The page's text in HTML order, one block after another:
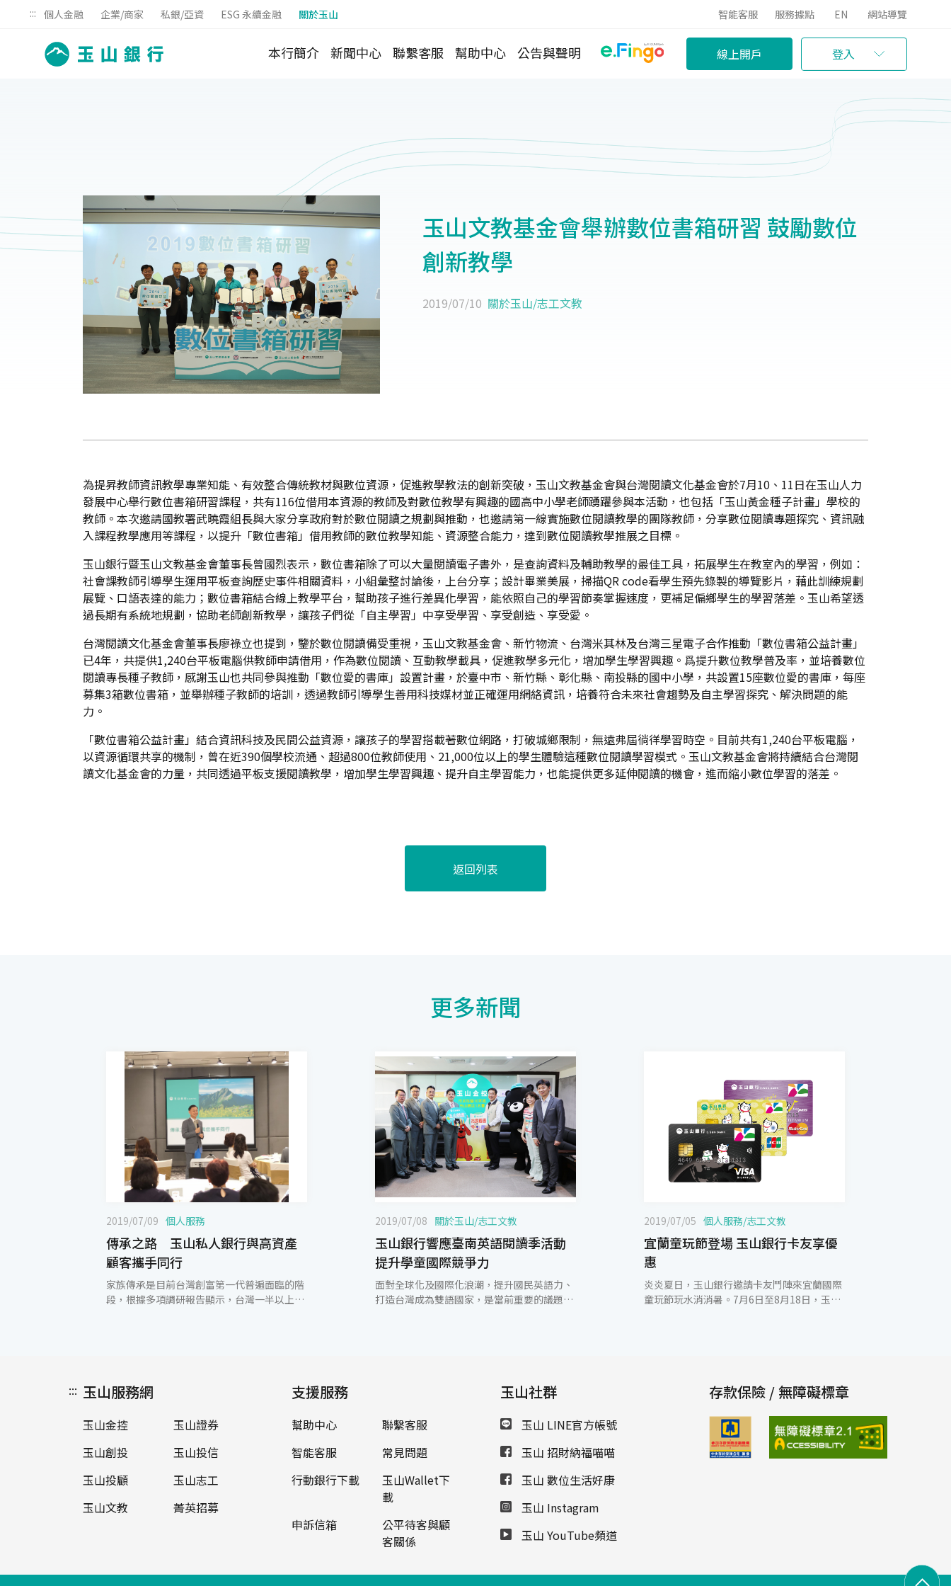
::: 個人金融 企業/商家 私銀/亞資 ESG 永續金融 關於玉山 智能客服 服務據點 EN 網站導覽
本行簡介 新聞中心 聯繫客服 幫助中心 公告與聲明 線上開戶 登入
玉山文教基金會舉辦數位書箱研習 鼓勵數位
創新教學
2019/07/10 關於玉山/志工文教
為提昇教師資訊教學專業知能、有效整合傳統教材與數位資源，促進教學教法的創新突破，玉山文教基金會與台灣閱讀文化基金會於7月10、11日在玉山人力
發展中心舉行數位書箱研習課程，共有116位借用本資源的教師及對數位教學有興趣的國高中小學老師踴躍參與本活動，也包括「玉山黃金種子計畫」學校的
教師。本次邀請國教署武曉霞組長與大家分享政府對於數位閱讀之規劃與推動，也邀請第一線實施數位閱讀教學的團隊教師，分享數位閱讀專題探究、資訊融
入課程教學應用等課程，以提升「數位書箱」借用教師的數位教學知能、資源整合能力，達到數位閱讀教學推展之目標。
玉山銀行暨玉山文教基金會董事長曾國烈表示，數位書箱除了可以大量閱讀電子書外，是查詢資料及輔助教學的最佳工具，拓展學生在教室內的學習，例如：
社會課教師引導學生運用平板查詢歷史事件相關資料，小組彙整討論後，上台分享；設計畢業美展，掃描QR code看學生預先錄製的導覽影片，藉此訓練規劃
展覽、口語表達的能力；數位書箱結合線上教學平台，幫助孩子進行差異化學習，能依照自己的學習節奏掌握速度，更補足偏鄉學生的學習落差。玉山希望透
過長期有系統地規劃，協助老師創新教學，讓孩子們從「自主學習」中享受學習、享受創造、享受愛。
台灣閱讀文化基金會董事長廖祿立也提到，鑒於數位閱讀備受重視，玉山文教基金會、新竹物流、台灣米其林及台灣三星電子合作推動「數位書箱公益計畫」
已4年，共提供1,240台平板電腦供教師申請借用，作為數位閱讀、互動教學載具，促進教學多元化，增加學生學習興趣。爲提升數位教學普及率，並培養數位
閱讀專長種子教師，感謝玉山也共同參與推動「數位愛的書庫」設置計畫，於臺中市、新竹縣、彰化縣、南投縣的國中小學，共設置15座數位愛的書庫，每座
募集3箱數位書箱，並舉辦種子教師的培訓，透過教師引導學生善用科技媒材並正確運用網絡資訊，培養符合未來社會趨勢及自主學習探究、解決問題的能
力。
「數位書箱公益計畫」結合資訊科技及民間公益資源，讓孩子的學習搭載著數位網路，打破城鄉限制，無遠弗屆徜徉學習時空。目前共有1,240台平板電腦，
以資源循環共享的機制，曾在近390個學校流通、超過800位教師使用、21,000位以上的學生體驗這種數位閱讀學習模式。玉山文教基金會將持續結合台灣閱
讀文化基金會的力量，共同透過平板支援閱讀教學，增加學生學習興趣、提升自主學習能力，也能提供更多延伸閱讀的機會，進而縮小數位學習的落差。
返回列表
更多新聞
2019/07/09 個人服務
傳承之路 玉山私人銀行與高資產
顧客攜手同行
家族傳承是目前台灣創富第一代普遍面臨的階
段，根據多項調研報告顯示，台灣一半以上的
顧客所面臨的關鍵議題除了財富移轉、資產保
全、稅務法律及股權調整外，更可能同時包含
了企業營運轉型及跨國資金移動等面向，再加
上傳承本身亦面臨兩代關係複雜(既是父母與
子女，又是主管與部屬)及環境的差異(教育背
景、經營環境)，因此傳承規劃上，玉山私人
銀行建議顧客可以從盤點資產與釐清3W1H基
(What)、傳承對象範圍(Who)、傳承的時點
(When)及執行方案(How)等。此外，由於傳承
2019/07/08 關於玉山/志工文教
玉山銀行響應臺南英語閱讀季活動
提升學童國際競爭力
面對全球化及國際化浪潮，提升國民英語力、
打造台灣成為雙語國家，是當前重要的議題。
校車」等。透過政府、民間企業及團體相互合
作與資源共享，擴大活動規模及影響力，共同
為營造更好的英語學習環境而努力。 玉山銀行
總經理黃男州表示，雙語教育是國家重要政策
之一，也是代表國際競爭力的關鍵指標。2019
年玉山銀行首次與臺南市政府共同攜手合作
「市民看書，玉山贈書」英語閱讀活動，只要
市民閱讀每滿10本美國學樂集團
（Scholastic）的BookFlix及TrueFlix英語電
子書，玉山銀行就捐贈1本實體英語書給即將
落成的臺南市立總圖書館；並提供5,500個黑
2019/07/05 個人服務/志工文教
宜蘭童玩節登場 玉山銀行卡友享優
惠
炎炎夏日，玉山銀行邀請卡友鬥陣來宜蘭國際
童玩節玩水消消暑。7月6日至8月18日，玉山
打細算的好選擇。此外刷玉山公務人員國民旅
遊卡現場購票，再享單筆滿500元(含)以上，
加碼贈Let's Café 中杯熱拿鐵乙杯(上限2杯)
。 2019年宜蘭國際童玩藝術節於冬山河親水
公園舉辦，以「蛻變」為主題，增加當代新興
科技元素的虛擬實境互動體驗及國際專業藝遊
::: 玉山服務網
玉山金控
玉山證券
玉山創投
玉山投信
玉山投顧
玉山志工
玉山文教
菁英招募
支援服務
幫助中心
聯繫客服
智能客服
常見問題
行動銀行下載
玉山Wallet下
載
申訴信箱
公平待客與顧
客關係
玉山社群
玉山 LINE官方帳號
玉山 招財納福喵喵
玉山 數位生活好康
玉山 Instagram
玉山 YouTube頻道
存款保險 / 無障礙標章